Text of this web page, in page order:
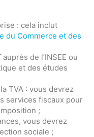
: cela inclut
du Commerce et des
auprès de l’INSEE ou
et des études
TVA : vous devrez
services fiscaux pour
;
vous devrez
sociale ;